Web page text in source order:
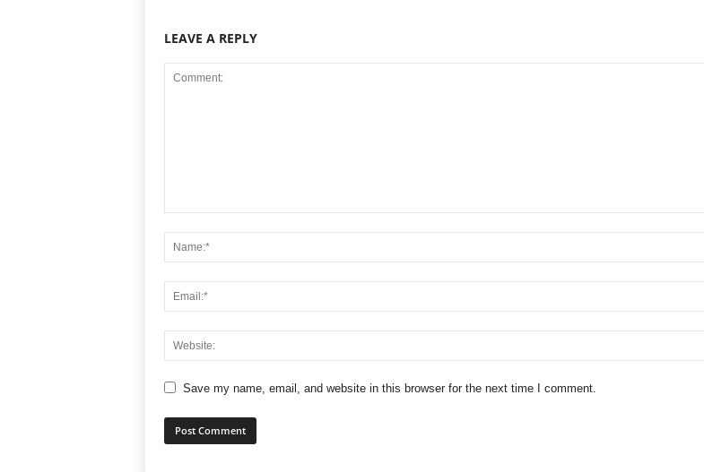
LEAVE A REPLY
Save my name, email, and website in this browser for the next time I comment.